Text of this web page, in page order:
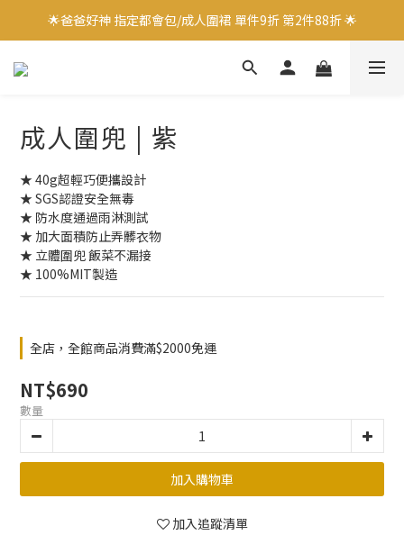
🌟爸爸好神 指定都會包/成人圍裙 單件9折 第2件88折 🌟
🌟爸爸好神 指定都會包/成人圍裙 單件9折 第2件88折 🌟
✨加入會員立即領取$100購物金✨
🌟爸爸好神 指定都會包/成人圍裙 單件9折 第2件88折 🌟
成人圍兜 | 紫
★ 40g超輕巧便攜設計
★ SGS認證安全無毒
★ 防水度通過雨淋測試
★ 加大面積防止弄髒衣物
★ 立體圍兜 飯菜不漏接
★ 100%MIT製造
全店，全館商品消費滿$2000免運
NT$690
數量
加入購物車
加入追蹤清單